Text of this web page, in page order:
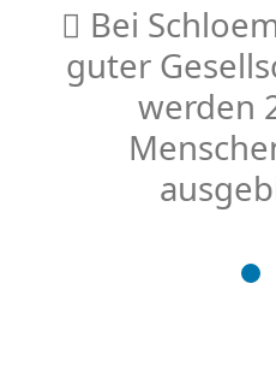
Bei
guter
werden